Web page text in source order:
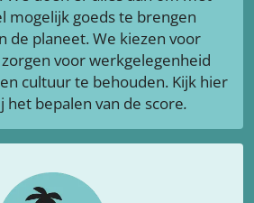
mogelijk goeds te brengen
de planeet. We kiezen voor
voor werkgelegenheid
cultuur te behouden. Kijk hier
het bepalen van de score.